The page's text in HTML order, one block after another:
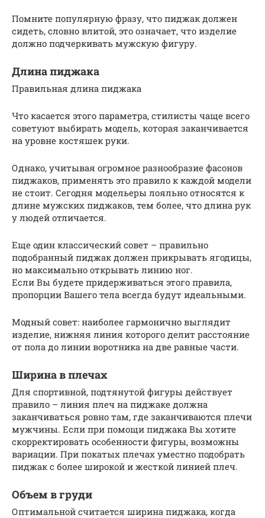
Помните популярную фразу, что пиджак должен
сидеть, словно влитой, это означает, что изделие
должно подчеркивать мужскую фигуру.
Длина пиджака
Правильная длина пиджака
Что касается этого параметра, стилисты чаще всего
советуют выбирать модель, которая заканчивается
на уровне костяшек руки.
Однако, учитывая огромное разнообразие фасонов
пиджаков, применять это правило к каждой модели
не стоит. Сегодня модельеры лояльно относятся к
длине мужских пиджаков, тем более, что длина рук
у людей отличается.
Еще один классический совет – правильно
подобранный пиджак должен прикрывать ягодицы,
но максимально открывать линию ног.
Если Вы будете придерживаться этого правила,
пропорции Вашего тела всегда будут идеальными.
Модный совет: наиболее гармонично выглядит
изделие, нижняя линия которого делит расстояние
от пола до линии воротника на две равные части.
Ширина в плечах
Для спортивной, подтянутой фигуры действует
правило – линия плеч на пиджаке должна
заканчиваться ровно там, где заканчиваются плечи
мужчины. Если при помощи пиджака Вы хотите
скорректировать особенности фигуры, возможны
вариации. При покатых плечах уместно подобрать
пиджак с более широкой и жесткой линией плеч.
Объем в груди
Оптимальной считается ширина пиджака, когда